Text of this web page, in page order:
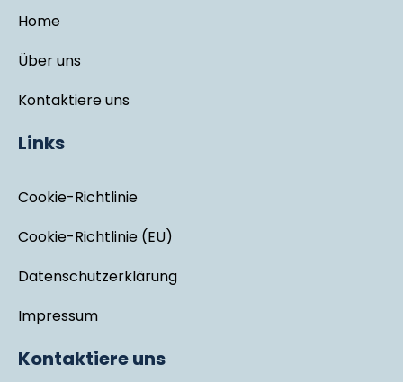
Home
Über uns
Kontaktiere uns
Links
Cookie-Richtlinie
Cookie-Richtlinie (EU)
Datenschutzerklärung
Impressum
Kontaktiere uns